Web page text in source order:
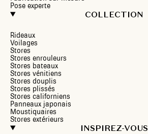
Pose experte
COLLECTION
Rideaux
Voilages
Stores
Stores enrouleurs
Stores bateaux
Stores vénitiens
Stores douplis
Stores plissés
Stores californiens
Panneaux japonais
Moustiquaires
Stores extérieurs
INSPIREZ-VOUS